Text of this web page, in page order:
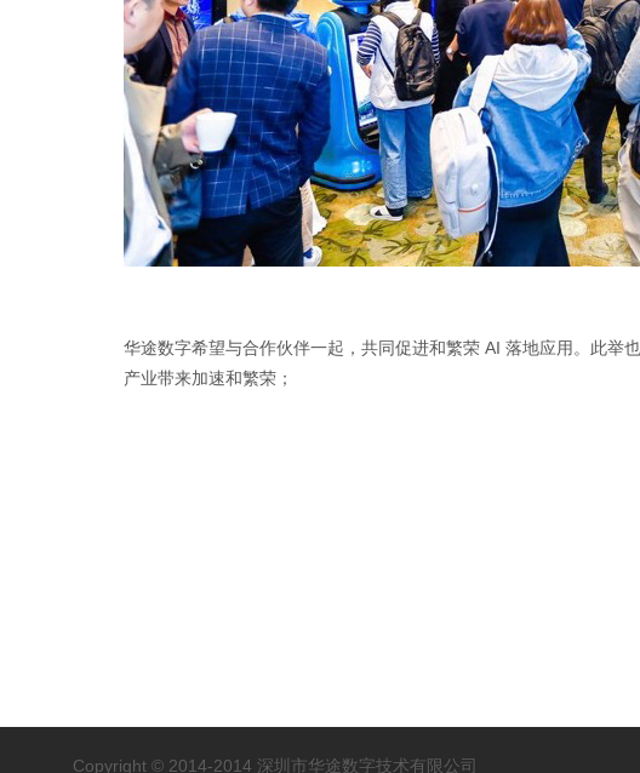
华途数字希望与合作伙伴一起，共同促进和繁荣 AI 落地应用。此举
产业带来加速和繁荣；
Copyright © 2014-2014 深圳市华途数字技术有限公司